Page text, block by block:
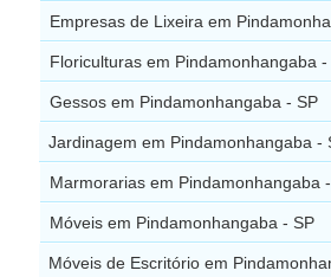
Empresas de Lixeira em
Floriculturas em Pindamonhangaba -
Gessos em Pindamonhangaba - SP
Jardinagem em Pindamonhangaba -
Marmorarias em Pindamonhangaba
Móveis em Pindamonhangaba - SP
Móveis de Escritório em